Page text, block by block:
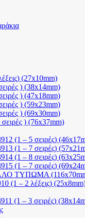
(27x10mm)
) (38x14mm)
) (47x18mm)
) (59x23mm)
) (69x30mm)
) (76x37mm)
(1 – 5 σειρές)
(1 – 7 σειρές)
(1 – 8 σειρές)
(1 – 7 σειρές)
ΤΥΠΩΜΑ
(1 – 2 λέξεις)
(1 – 3 σειρές)